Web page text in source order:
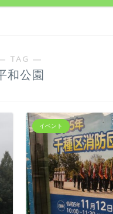
TAG ―
和公園
イベント